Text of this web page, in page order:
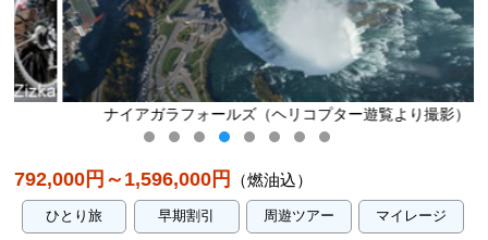
ナイアガラフォールズ（ヘリコプター遊覧より撮影）
792,000円～1,596,000円 （燃油込）
ひとり旅 早期割引 周遊ツアー マイレージ